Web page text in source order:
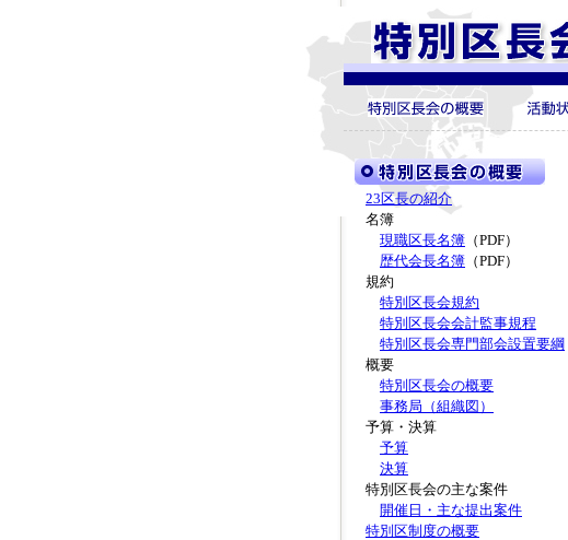
23区長の紹介
名簿
現職区長名簿 （PDF）
歴代会長名簿 （PDF）
規約
特別区長会規約
特別区長会会計監事規程
特別区長会専門部会設置要綱
概要
特別区長会の概要
事務局（組織図）
予算・決算
予算
決算
特別区長会の主な案件
開催日・主な提出案件
特別区制度の概要